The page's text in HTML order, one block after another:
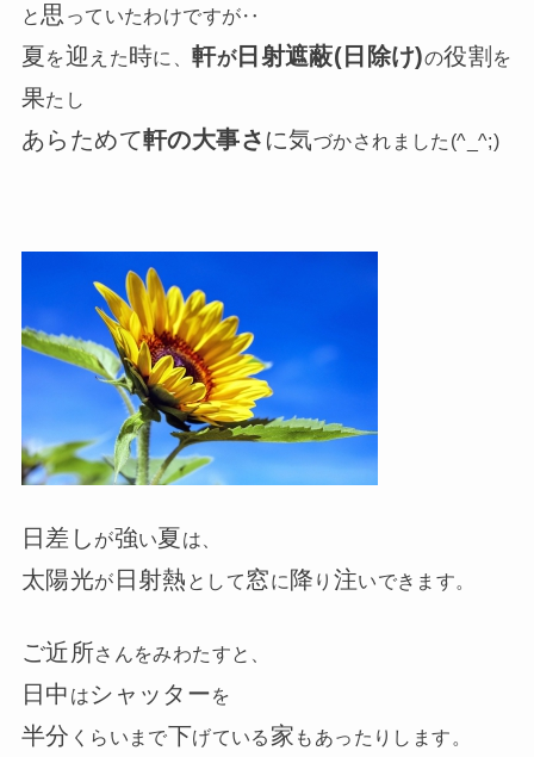
と 思 っていたわけですが‥
夏を迎 えた時に、軒が日射遮蔽(日除け)の役割 を
果たし
あらためて軒の大事さ に気づかされました(^_^;)
日差し が強い夏は、
太陽光が 日射熱 として窓に 降 り 注いできます。
ご近所さんをみわたすと、
日中 はシャッターを
半分 くらいまで下げている 家 もあったりします。